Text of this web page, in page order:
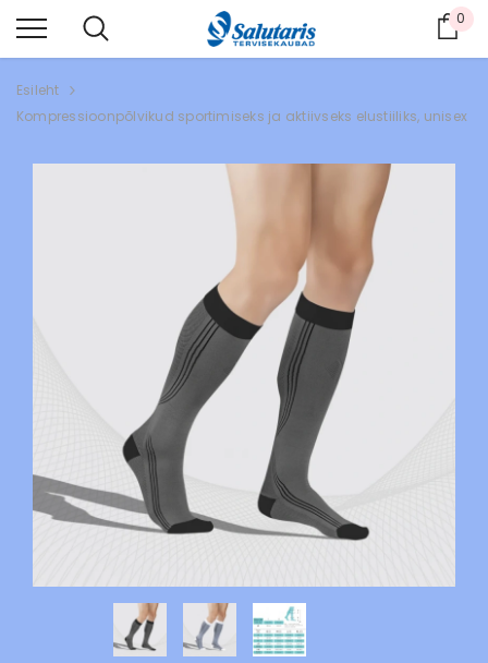
0
Esileht
Kompressioonpõlvikud sportimiseks ja aktiivseks elustiiliks, unisex